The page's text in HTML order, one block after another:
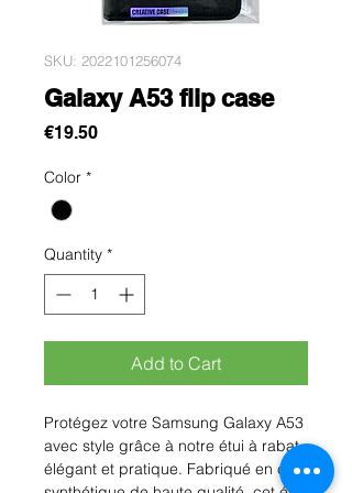
SKU: 2022101256074
Galaxy A53 flip case
€19.50Price
Color *
Quantity *
Add to Cart
Protégez votre Samsung Galaxy A53
avec style grâce à notre étui à rabat
élégant et pratique. Fabriqué en cuir